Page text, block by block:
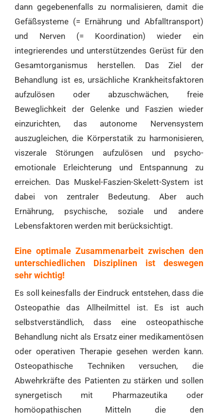
dann gegebenenfalls zu normalisieren, damit die
Gefäßsysteme (= Ernährung und Abfalltransport)
und Nerven (= Koordination) wieder ein
integrierendes und unterstützendes Gerüst für den
Gesamtorganismus herstellen. Das Ziel der
Behandlung ist es, ursächliche Krankheitsfaktoren
aufzulösen oder abzuschwächen, freie
Beweglichkeit der Gelenke und Faszien wieder
einzurichten, das autonome Nervensystem
auszugleichen, die Körperstatik zu harmonisieren,
viszerale Störungen aufzulösen und psycho-
emotionale Erleichterung und Entspannung zu
erreichen. Das Muskel-Faszien-Skelett-System ist
dabei von zentraler Bedeutung. Aber auch
Ernährung, psychische, soziale und andere
Lebensfaktoren werden mit berücksichtigt.
Eine optimale Zusammenarbeit zwischen den
unterschiedlichen Disziplinen ist deswegen
sehr wichtig!
Es soll keinesfalls der Eindruck entstehen, dass die
Osteopathie das Allheilmittel ist. Es ist auch
selbstverständlich, dass eine osteopathische
Behandlung nicht als Ersatz einer medikamentösen
oder operativen Therapie gesehen werden kann.
Osteopathische Techniken versuchen, die
Abwehrkräfte des Patienten zu stärken und sollen
synergetisch mit Pharmazeutika oder
homöopathischen Mitteln die den